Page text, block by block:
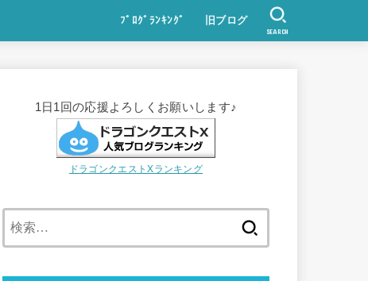
ﾌﾞﾛｸﾞﾗﾝｷﾝｸﾞ 旧ブログ
SEARCH
1日1回の応援よろしくお願いします♪
ドラゴンクエストXランキング